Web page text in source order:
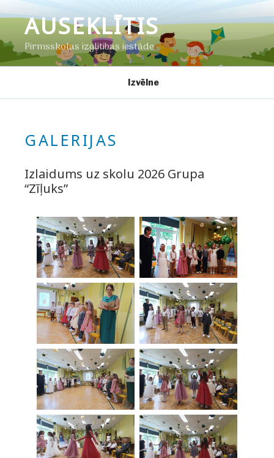
uz
saturuAUSEKLĪTIS
Pirmsskolas izglītības iestāde
Izvēlne
GALERIJAS
Izlaidums uz skolu 2026 Grupa
“Zīļuks”